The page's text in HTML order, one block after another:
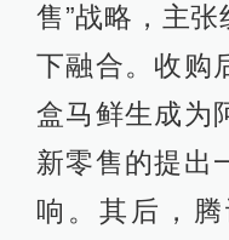
售”战略，主
下融合。收购
盒马鲜生成为
新零售的提出
响。其后，